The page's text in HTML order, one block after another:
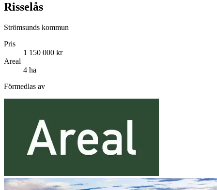
Risselås
Strömsunds kommun
Pris
1 150 000 kr
Areal
4 ha
Förmedlas av